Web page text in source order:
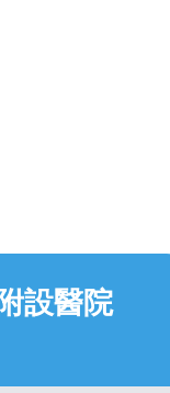
設醫院